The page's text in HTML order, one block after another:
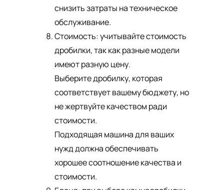
снизить затраты на техническое
обслуживание.
Стоимость: учитывайте стоимость
дробилки, так как разные модели
имеют разную цену.
Выберите дробилку, которая
соответствует вашему бюджету, но
не жертвуйте качеством ради
стоимости.
Подходящая машина для ваших
нужд должна обеспечивать
хорошее соотношение качества и
стоимости.